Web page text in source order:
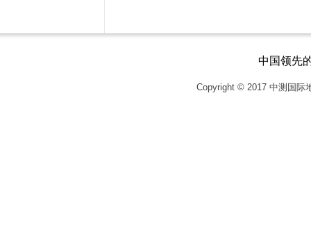
Copyright © 2017 中测国际
中国领先